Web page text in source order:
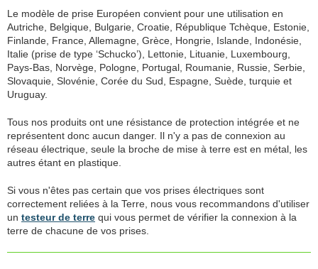
Le modèle de prise Européen convient pour une utilisation en
Autriche, Belgique, Bulgarie, Croatie, République Tchèque, Estonie,
Finlande, France, Allemagne, Grèce, Hongrie, Islande, Indonésie,
Italie (prise de type ‘Schucko’), Lettonie, Lituanie, Luxembourg,
Pays-Bas, Norvège, Pologne, Portugal, Roumanie, Russie, Serbie,
Slovaquie, Slovénie, Corée du Sud, Espagne, Suède, turquie et
Uruguay.
Tous nos produits ont une résistance de protection intégrée et ne
représentent donc aucun danger. Il n'y a pas de connexion au
réseau électrique, seule la broche de mise à terre est en métal, les
autres étant en plastique.
Si vous n'êtes pas certain que vos prises électriques sont
correctement reliées à la Terre, nous vous recommandons d'utiliser
un testeur de terre qui vous permet de vérifier la connexion à la
terre de chacune de vos prises.